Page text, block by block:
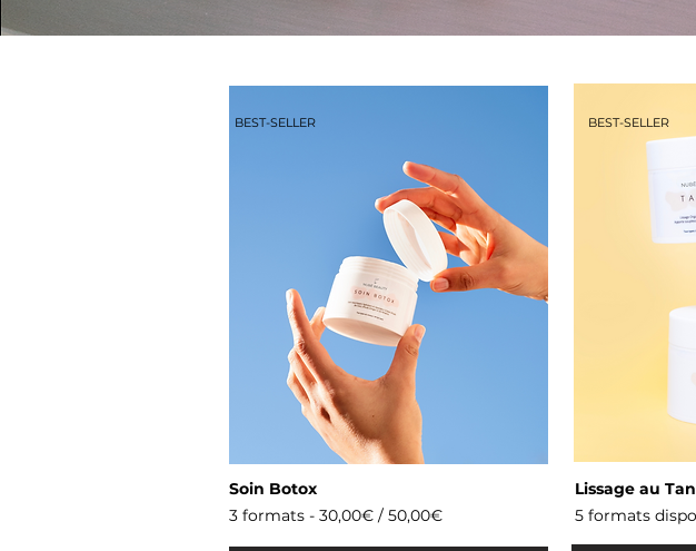
BEST-SELLER
Soin Botox
3 formats - 30,00€ / 50,00€
BEST-SELLER
Lissage au
5 formats